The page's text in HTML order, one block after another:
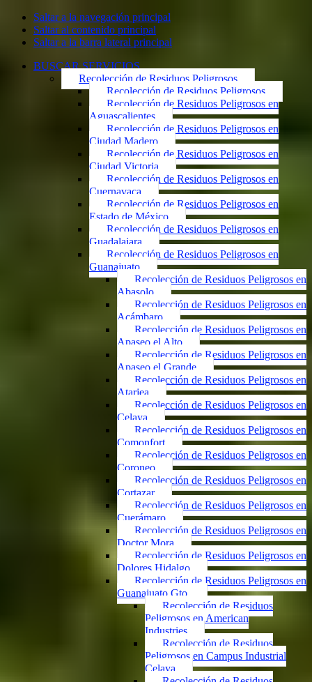
Saltar a la navegación principal
Saltar al contenido principal
Saltar a la barra lateral principal
BUSCAR SERVICIOS
Recolección de Residuos Peligrosos
Recolección de Residuos Peligrosos
Recolección de Residuos Peligrosos en
Aguascalientes
Recolección de Residuos Peligrosos en
Ciudad Madero
Recolección de Residuos Peligrosos en
Ciudad Victoria
Recolección de Residuos Peligrosos en
Cuernavaca
Recolección de Residuos Peligrosos en
Estado de México
Recolección de Residuos Peligrosos en
Guadalajara
Recolección de Residuos Peligrosos en
Guanajuato
Recolección de Residuos Peligrosos en
Abasolo
Recolección de Residuos Peligrosos en
Acámbaro
Recolección de Residuos Peligrosos en
Apaseo el Alto
Recolección de Residuos Peligrosos en
Apaseo el Grande
Recolección de Residuos Peligrosos en
Atarjea
Recolección de Residuos Peligrosos en
Celaya
Recolección de Residuos Peligrosos en
Comonfort
Recolección de Residuos Peligrosos en
Coroneo
Recolección de Residuos Peligrosos en
Cortazar
Recolección de Residuos Peligrosos en
Cuerámaro
Recolección de Residuos Peligrosos en
Doctor Mora
Recolección de Residuos Peligrosos en
Dolores Hidalgo
Recolección de Residuos Peligrosos en
Guanajuato Gto.
Recolección de Residuos
Peligrosos en American
Industries
Recolección de Residuos
Peligrosos en Campus Industrial
Celaya